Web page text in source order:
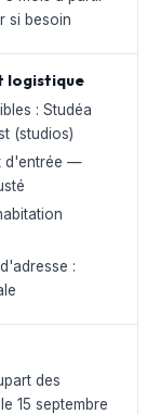
si besoin
logistique
: Studéa
(studios)
d'entrée —
:
des
15 septembre